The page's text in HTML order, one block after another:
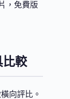
，免費版
比較
向評比。